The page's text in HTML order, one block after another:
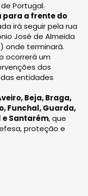
Portugal.
a frente do
irá seguir pela rua
José de Almeida
onde terminará.
ocorrerá um
dos
entidades
Beja, Braga,
Funchal, Guarda,
e Santarém, que
proteção e